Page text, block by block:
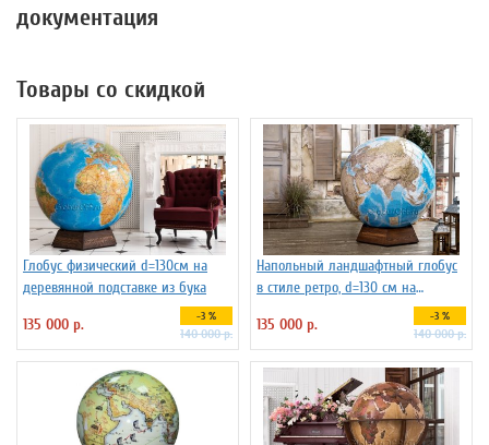
документация
Товары со скидкой
Глобус физический d=130см на
деревянной подставке из бука
135 000 р.
-3 %
140 000 р.
Напольный ландшафтный глобус
в стиле ретро, d=130 см на
135 000 р. -3 %
140 000 р.